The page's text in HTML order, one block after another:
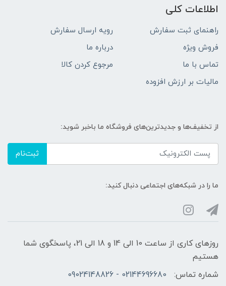
اطلاعات کلی
راهنمای ثبت سفارش
رویه ارسال سفارش
فروش ویژه
درباره ما
تماس با ما
مرجوع کردن کالا
مالیات بر ارزش افزوده
از تخفیف‌ها و جدیدترین‌های فروشگاه ما باخبر شوید:
ثبت‌نام
ما را در شبکه‌های اجتماعی دنبال کنید:
روزهای کاری از ساعت 10 الی 14 و 18 الی 21، پاسخگوی شما
هستیم
شماره تماس:
02144696680 - 09024148826